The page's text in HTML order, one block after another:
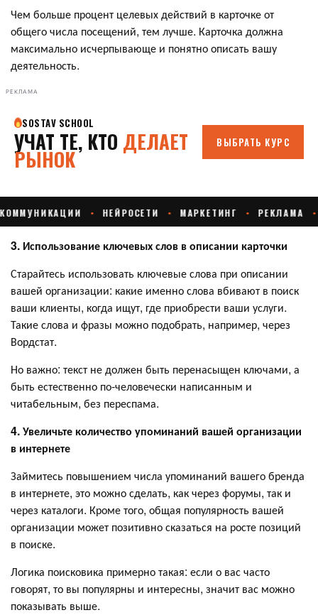
Чем больше процент целевых действий в карточке от
общего числа посещений, тем лучше. Карточка должна
максимально исчерпывающе и понятно описать вашу
деятельность.
РЕКЛАМА
3. Использование ключевых слов в описании карточки
Старайтесь использовать ключевые слова при описании
вашей организации: какие именно слова вбивают в поиск
ваши клиенты, когда ищут, где приобрести ваши услуги.
Такие слова и фразы можно подобрать, например, через
Вордстат.
Но важно: текст не должен быть перенасыщен ключами, а
быть естественно по-человечески написанным и
читабельным, без переспама.
4. Увеличьте количество упоминаний вашей организации
в интернете
Займитесь повышением числа упоминаний вашего бренда
в интернете, это можно сделать, как через форумы, так и
через каталоги. Кроме того, общая популярность вашей
организации может позитивно сказаться на росте позиций
в поиске.
Логика поисковика примерно такая: если о вас часто
говорят, то вы популярны и интересны, значит вас можно
показывать выше.